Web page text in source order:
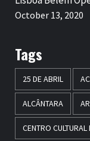
October 13, 2020
Tags
25 DE ABRIL
ALCÂNTARA
CENTRO CULTURAL